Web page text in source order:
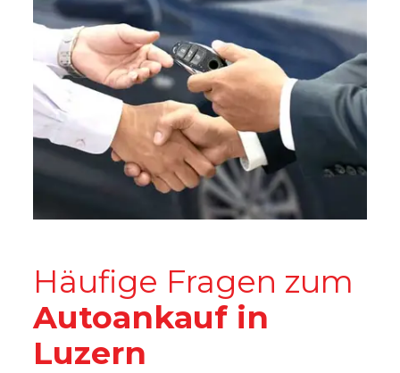
Häufige Fragen zum
Autoankauf in
Luzern